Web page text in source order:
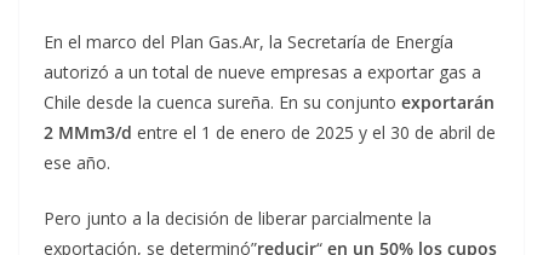
En el marco del Plan Gas.Ar, la Secretaría de Energía
autorizó a un total de nueve empresas a exportar gas a
Chile desde la cuenca sureña. En su conjunto exportarán
2 MMm3/d entre el 1 de enero de 2025 y el 30 de abril de
ese año.
Pero junto a la decisión de liberar parcialmente la
exportación, se determinó”reducir“ en un 50% los cupos